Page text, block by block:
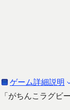
ゲーム詳細説明
「がちんこラグビ